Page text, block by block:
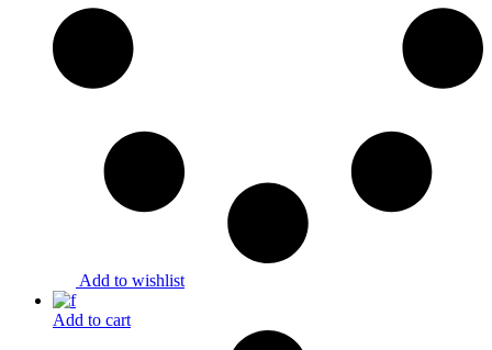
Add to wishlist
Add to cart